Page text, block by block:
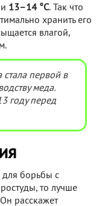
13–14 °С. Так что
хранить его
влагой,
стала первой в
меда.
году перед
для борьбы с
то лучше
расскажет